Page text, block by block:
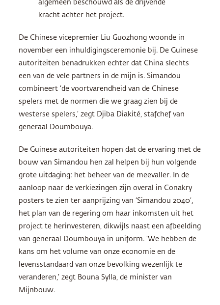
algemeen beschouwd als de drijvende
kracht achter het project.
De Chinese vicepremier Liu Guozhong woonde in
november een inhuldigingsceremonie bij. De Guinese
autoriteiten benadrukken echter dat China slechts
een van de vele partners in de mijn is. Simandou
combineert ‘de voortvarendheid van de Chinese
spelers met de normen die we graag zien bij de
westerse spelers,’ zegt Djiba Diakité, stafchef van
generaal Doumbouya.
De Guinese autoriteiten hopen dat de ervaring met de
bouw van Simandou hen zal helpen bij hun volgende
grote uitdaging: het beheer van de meevaller. In de
aanloop naar de verkiezingen zijn overal in Conakry
posters te zien ter aanprijzing van ‘Simandou 2040’,
het plan van de regering om haar inkomsten uit het
project te herinvesteren, dikwijls naast een afbeelding
van generaal Doumbouya in uniform. ‘We hebben de
kans om het volume van onze economie en de
levensstandaard van onze bevolking wezenlijk te
veranderen,’ zegt Bouna Sylla, de minister van
Mijnbouw.